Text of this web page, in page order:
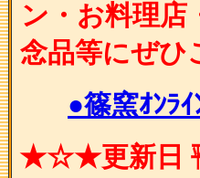
ン・お料理店
念品等にぜひ
●篠窯ｵﾝﾗｲ
★☆★更新日